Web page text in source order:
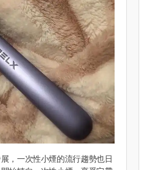
，一次性小煙的流行趨勢也日